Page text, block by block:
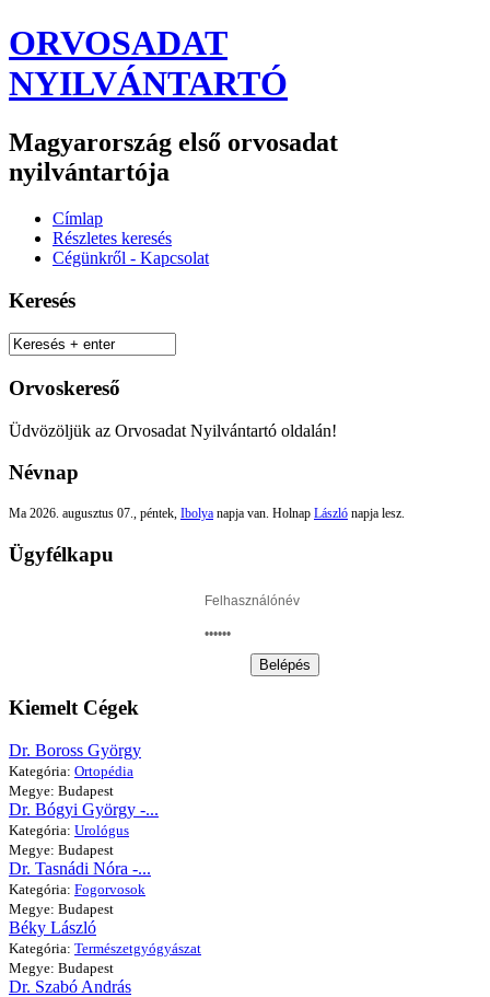
ORVOSADAT
NYILVÁNTARTÓ
Magyarország első orvosadat
nyilvántartója
Címlap
Részletes keresés
Cégünkről - Kapcsolat
Keresés
Orvoskereső
Üdvözöljük az Orvosadat Nyilvántartó oldalán!
Névnap
Ma 2026. augusztus 07., péntek, Ibolya napja van. Holnap László napja lesz.
Ügyfélkapu
Belépés
Kiemelt Cégek
Dr. Boross György
Kategória: Ortopédia
Megye: Budapest
Dr. Bógyi György -...
Kategória: Urológus
Megye: Budapest
Dr. Tasnádi Nóra -...
Kategória: Fogorvosok
Megye: Budapest
Béky László
Kategória: Természetgyógyászat
Megye: Budapest
Dr. Szabó András